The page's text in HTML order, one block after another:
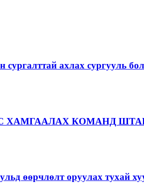
сургалттай ахлах сургууль
КОМАНД
өөрчлөлт оруулах тухай